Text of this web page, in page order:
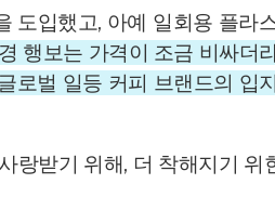
도입했고, 아예 일회용 플라
행보는 가격이 조금 비싸더
로벌 일등 커피 브랜드의 입
랑받기 위해, 더 착해지기